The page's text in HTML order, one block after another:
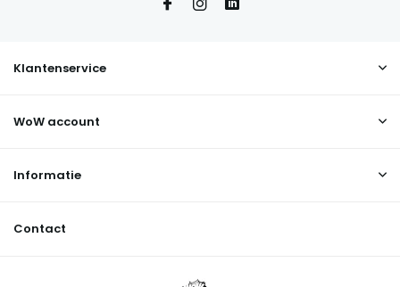
Klantenservice
WoW account
Informatie
Contact